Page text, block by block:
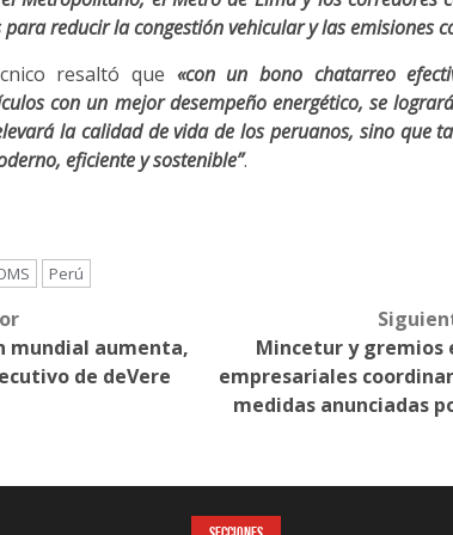
reducir la congestión vehicular y las emisiones
resaltó que «con un bono chatarreo
con un mejor desempeño energético, se
la calidad de vida de los peruanos, sino que
eficiente y sostenible”.
Perú
mundial aumenta,
de deVere
Mincetur y gremios
empresariales
medidas anunciadas